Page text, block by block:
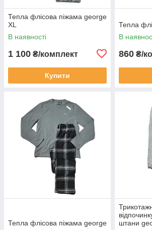
Тепла флісова піжама george
XL
В наявності
1 100 ₴/комплект
Купити
Тепла
В
860 ₴/
Тепла флісова піжама george
штани